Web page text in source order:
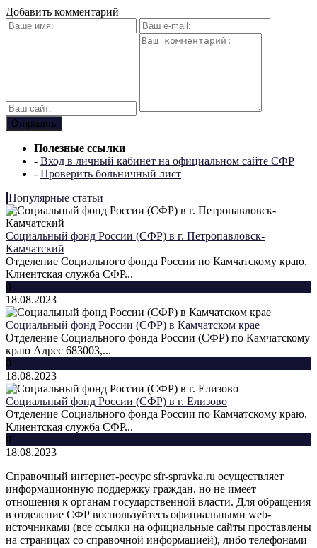
Добавить комментарий
Полезные ссылки
- Вход в личный кабинет на официальном сайте СФР
- Проверить больничный лист
Популярные статьи
Социальный фонд России (СФР) в г. Петропавловск-
Камчатский
Отделение Социального фонда России по Камчатскому краю.
Клиентская служба СФР...
0
18.08.2023
Социальный фонд России (СФР) в Камчатском крае
Отделение Социального фонда России (СФР) по Камчатскому
краю Адрес 683003,...
0
18.08.2023
Социальный фонд России (СФР) в г. Елизово
Отделение Социального фонда России по Камчатскому краю.
Клиентская служба СФР...
0
18.08.2023
Справочный интернет-ресурс sfr-spravka.ru осуществляет
информационную поддержку граждан, но не имеет
отношения к органам государственной власти. Для обращения
в отделение СФР воспользуйтесь официальными web-
источниками (все ссылки на официальные сайты проставлены
на страницах со справочной информацией), либо телефонами